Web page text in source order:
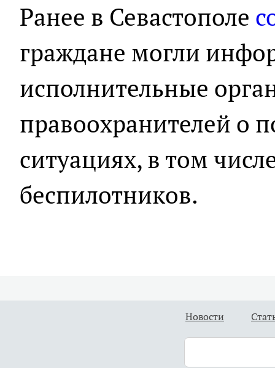
Ранее в Севастополе
граждане могли
исполнительные
правоохранителей о
ситуациях, в том
беспилотников.
Новости